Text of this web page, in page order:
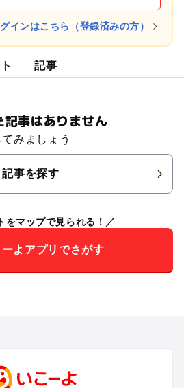
インはこちら（登録済みの方）
記事
記事はありません
みましょう
記事を探す
をマップで見られる！
よアプリでさがす